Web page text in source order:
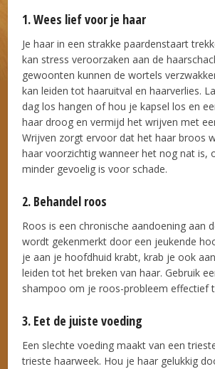
1. Wees lief voor je haar
Je haar in een strakke paardenstaart
kan stress veroorzaken aan de
gewoonten kunnen de wortels
kan leiden tot haaruitval en haarverlies.
dag los hangen of hou je kapsel los en
haar droog en vermijd het wrijven met
Wrijven zorgt ervoor dat het haar broos
haar voorzichtig wanneer het nog nat is,
minder gevoelig is voor schade.
2. Behandel roos
Roos is een chronische aandoening aan
wordt gekenmerkt door een jeukende
je aan je hoofdhuid krabt, krab je ook
leiden tot het breken van haar. Gebruik
shampoo om je roos-probleem effectief
3. Eet de juiste voeding
Een slechte voeding maakt van een
trieste haarweek. Hou je haar gelukkig